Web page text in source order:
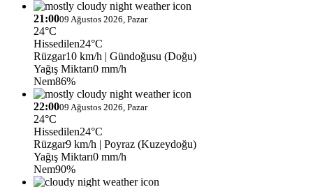
21:0009 Ağustos 2026, Pazar
24°C
Hissedilen24°C
Rüzgar10 km/h | Gündoğusu (Doğu)
Yağış Miktarı0 mm/h
Nem86%
22:0009 Ağustos 2026, Pazar
24°C
Hissedilen24°C
Rüzgar9 km/h | Poyraz (Kuzeydoğu)
Yağış Miktarı0 mm/h
Nem90%